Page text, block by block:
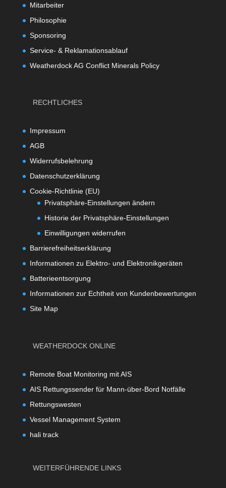
Mitarbeiter
Philosophie
Sponsoring
Service- & Reklamationsablauf
Weatherdock AG Conflict Minerals Policy
RECHTLICHES
Impressum
AGB
Widerrufsbelehrung
Datenschutzerklärung
Cookie-Richtlinie (EU)
Privatsphäre-Einstellungen ändern
Historie der Privatsphäre-Einstellungen
Einwilligungen widerrufen
Barrierefreiheitserklärung
Informationen zu Elektro- und Elektronikgeräten
Batterieentsorgung
Informationen zur Echtheit von Kundenbewertungen
Site Map
WEATHERDOCK ONLINE
Remote Boat Monitoring mit AIS
AIS Rettungssender für Mann-über-Bord Notfälle
Rettungswesten
Vessel Management System
hali track
WEITERFÜHRENDE LINKS